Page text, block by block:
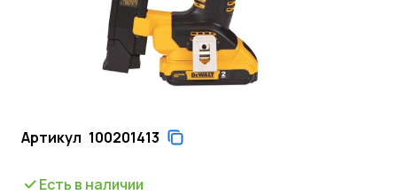
Артикул 100201413
Есть в наличии